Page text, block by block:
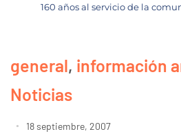
160 años al servicio de la
general, información
Noticias
18 septiembre, 2007